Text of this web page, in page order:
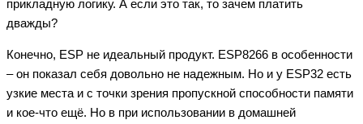
прикладную логику. А если это так, то зачем платить
дважды?
Конечно, ESP не идеальный продукт. ESP8266 в особенности
– он показал себя довольно не надежным. Но и у ESP32 есть
узкие места и с точки зрения пропускной способности памяти
и кое-что ещё. Но в при использовании в домашней